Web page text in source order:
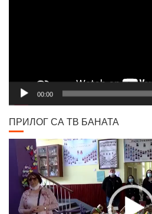
00:00
ПРИЛОГ СА ТВ БАНАТА
Video